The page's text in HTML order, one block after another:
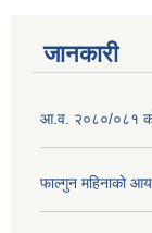
जानकारी
आ.व. २०८०/०८१ को
फाल्गुन महिनाको